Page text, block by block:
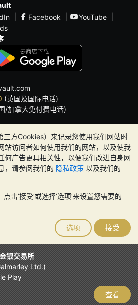
三方Cookies）来记录您使用我们网站时
站访问者如何使用我们的网站，以及使我
何广告更具相关性，以便我们改进自身网
，请参阅我们的 隐私政策 以及我们的
击‘接受’或选择‘选项’来设置您需要的
选项 接受
银交易所
Ltd.)
Play
查看
Facebook
YouTube
(英国及国际电话)
/加拿大免付费电话)
间), 周一至周五
下跌也可能上涨。历史趋势不能保证未来
网站及其任何通讯中的任何内容均不构成
专业建议，以确定投资并持有金条是否适
名义开展业务，在英格兰和威尔士